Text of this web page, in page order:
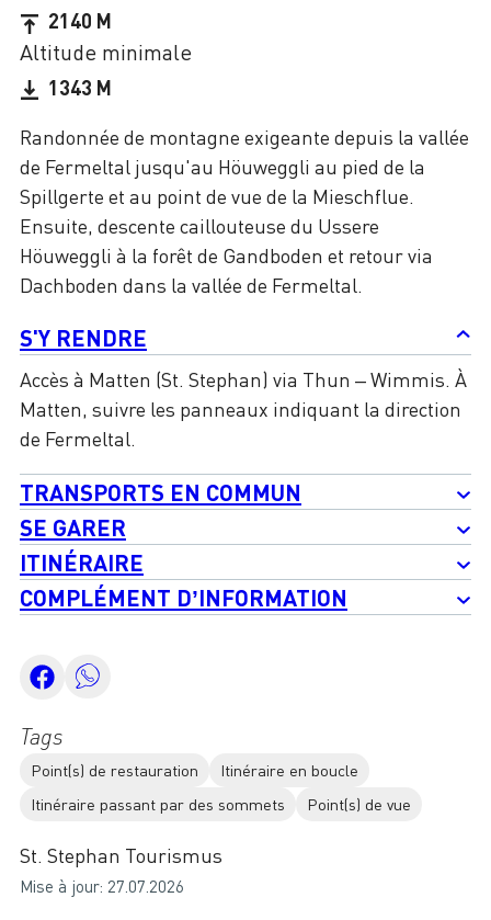
Tags
Point(s) de restauration
Itinéraire en boucle
Itinéraire passant par des sommets
Point(s) de vue
St. Stephan Tourismus
Mise à jour: 27.07.2026
Randonnée de montagne exigeante depuis la vallée
de Fermeltal jusqu'au Höuweggli au pied de la
Spillgerte et au point de vue de la Mieschflue.
Ensuite, descente caillouteuse du Ussere
Höuweggli à la forêt de Gandboden et retour via
Dachboden dans la vallée de Fermeltal.
S'Y RENDRE
Accès à Matten (St. Stephan) via Thun – Wimmis. À
Matten, suivre les panneaux indiquant la direction
de Fermeltal.
TRANSPORTS EN COMMUN
SE GARER
ITINÉRAIRE
COMPLÉMENT D’INFORMATION
2140 M
Altitude minimale
1343 M